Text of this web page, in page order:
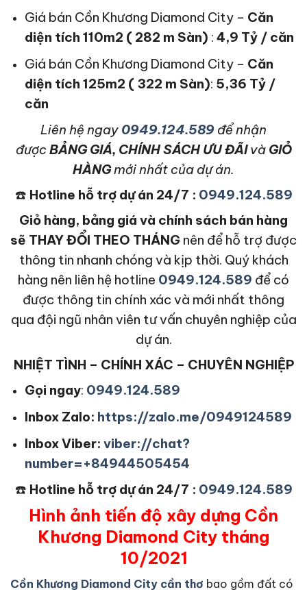
Giá bán Cồn Khương Diamond City – Căn
diện tích 110m2 ( 282 m Sàn) : 4,9 Tỷ / căn
Giá bán Cồn Khương Diamond City – Căn
diện tích 125m2 ( 322 m Sàn): 5,36 Tỷ /
căn
Liên hệ ngay 0949.124.589 để nhận
được BẢNG GIÁ, CHÍNH SÁCH ƯU ĐÃIvàGIỎ
HÀNGmới nhất của dự án.
☎️ Hotline hỗ trợ dự án 24/7 : 0949.124.589
Giỏ hàng, bảng giá và chính sách bán hàng
sẽ THAY ĐỔI THEO THÁNG nên để hỗ trợ được
thông tin nhanh chóng và kịp thời. Quý khách
hàng nên liên hệ hotline 0949.124.589 để có
được thông tin chính xác và mới nhất thông
qua đội ngũ nhân viên tư vấn chuyên nghiệp của
dự án.
NHIỆT TÌNH – CHÍNH XÁC – CHUYÊN NGHIỆP
Gọi ngay: 0949.124.589
Inbox Zalo: https://zalo.me/0949124589
Inbox Viber: viber://chat?
number=+84944505454
☎️ Hotline hỗ trợ dự án 24/7 : 0949.124.589
Hình ảnh tiến độ xây dựng Cồn
Khương Diamond City tháng
10/2021
Cồn Khương Diamond City cần thơ bao gồm đất có